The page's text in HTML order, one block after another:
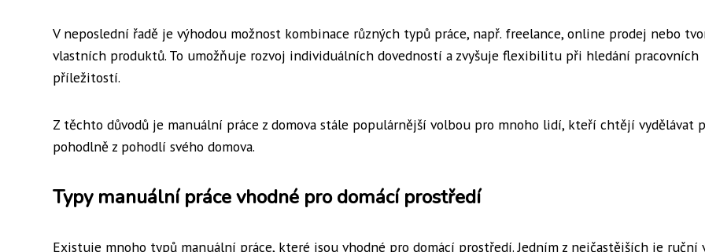
V neposlední řadě je výhodou možnost kombinace různých typů práce, např. freelance, online prodej nebo
vlastních produktů. To umožňuje rozvoj individuálních dovedností a zvyšuje flexibilitu při hledání pracovních
příležitostí.
Z těchto důvodů je manuální práce z domova stále populárnější volbou pro mnoho lidí, kteří chtějí vydělávat
pohodlně z pohodlí svého domova.
Typy manuální práce vhodné pro domácí prostředí
Existuje mnoho typů manuální práce, které jsou vhodné pro domácí prostředí. Jedním z nejčastějších je ruční